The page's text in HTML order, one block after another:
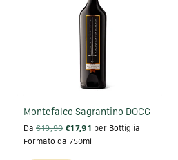
Montefalco Sagrantino DOCG
Da €19,90 €17,91 per Bottiglia
Formato da 750ml